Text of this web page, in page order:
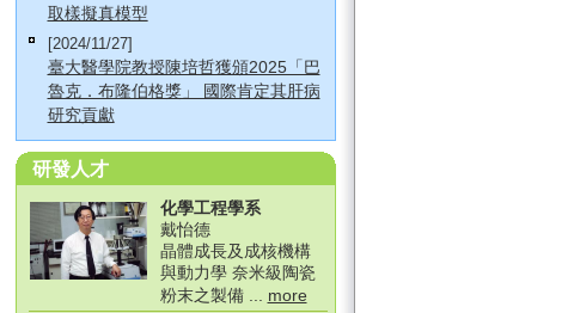
取樣擬真模型
[2024/11/27]
臺大醫學院教授陳培哲獲頒2025「巴
魯克．布隆伯格獎」 國際肯定其肝病
研究貢獻
研發人才
化學工程學系
戴怡德
晶體成長及成核機構
與動力學 奈米級陶瓷
粉末之製備 ... more